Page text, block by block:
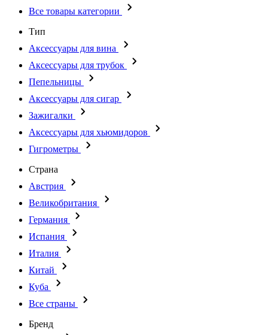
Все товары категории
Тип
Аксессуары для вина
Аксессуары для трубок
Пепельницы
Аксессуары для сигар
Зажигалки
Аксессуары для хьюмидоров
Гигрометры
Страна
Австрия
Великобритания
Германия
Испания
Италия
Китай
Куба
Все страны
Бренд